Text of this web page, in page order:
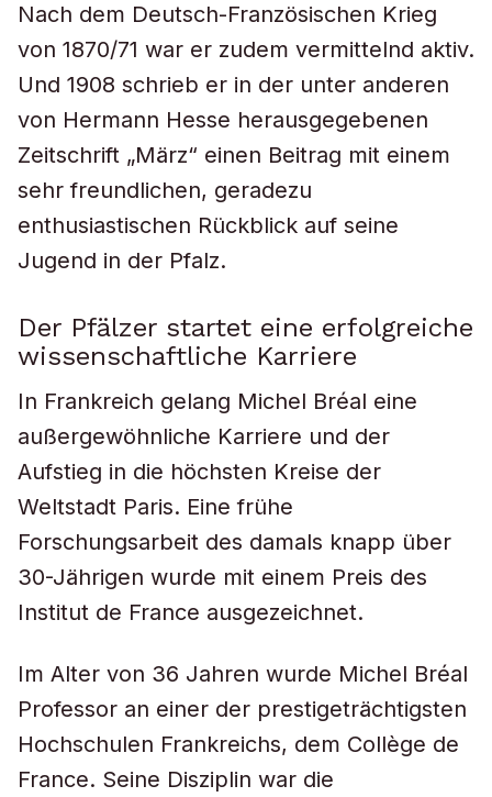
Nach dem Deutsch-Französischen Krieg
von 1870/71 war er zudem vermittelnd aktiv.
Und 1908 schrieb er in der unter anderen
von Hermann Hesse herausgegebenen
Zeitschrift „März“ einen Beitrag mit einem
sehr freundlichen, geradezu
enthusiastischen Rückblick auf seine
Jugend in der Pfalz.
Der Pfälzer startet eine erfolgreiche
wissenschaftliche Karriere
In Frankreich gelang Michel Bréal eine
außergewöhnliche Karriere und der
Aufstieg in die höchsten Kreise der
Weltstadt Paris. Eine frühe
Forschungsarbeit des damals knapp über
30-Jährigen wurde mit einem Preis des
Institut de France ausgezeichnet.
Im Alter von 36 Jahren wurde Michel Bréal
Professor an einer der prestigeträchtigsten
Hochschulen Frankreichs, dem Collège de
France. Seine Disziplin war die